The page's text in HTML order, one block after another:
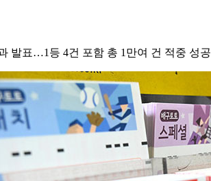
발표…1등 4건 포함 총 1만여 건 적중 성공